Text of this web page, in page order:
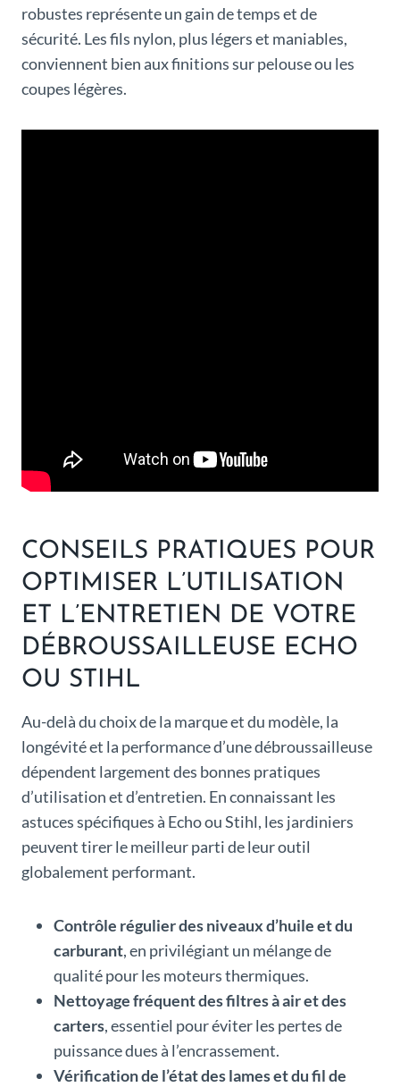
robustes représente un gain de temps et de
sécurité. Les fils nylon, plus légers et maniables,
conviennent bien aux finitions sur pelouse ou les
coupes légères.
CONSEILS PRATIQUES POUR
OPTIMISER L’UTILISATION
ET L’ENTRETIEN DE VOTRE
DÉBROUSSAILLEUSE ECHO
OU STIHL
Au-delà du choix de la marque et du modèle, la
longévité et la performance d’une débroussailleuse
dépendent largement des bonnes pratiques
d’utilisation et d’entretien. En connaissant les
astuces spécifiques à Echo ou Stihl, les jardiniers
peuvent tirer le meilleur parti de leur outil
globalement performant.
Contrôle régulier des niveaux d’huile et du
carburant, en privilégiant un mélange de
qualité pour les moteurs thermiques.
Nettoyage fréquent des filtres à air et des
carters, essentiel pour éviter les pertes de
puissance dues à l’encrassement.
Vérification de l’état des lames et du fil de